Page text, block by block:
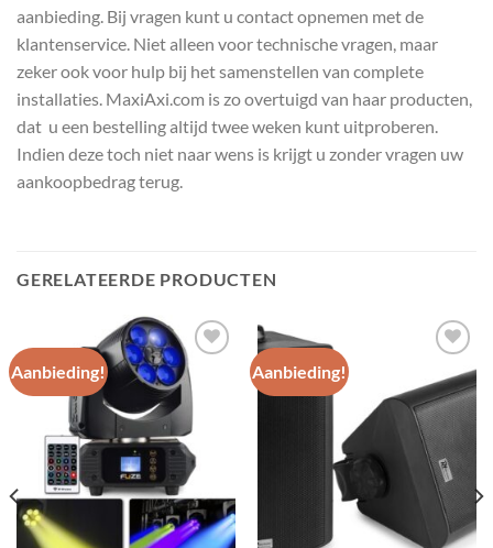
aanbieding. Bij vragen kunt u contact opnemen met de
klantenservice. Niet alleen voor technische vragen, maar
zeker ook voor hulp bij het samenstellen van complete
installaties. MaxiAxi.com is zo overtuigd van haar producten,
dat u een bestelling altijd twee weken kunt uitproberen.
Indien deze toch niet naar wens is krijgt u zonder vragen uw
aankoopbedrag terug.
GERELATEERDE PRODUCTEN
Aanbieding!
Toevoegen
wenslijst
Aanbieding!
Toevoegen
aan
wenslijst